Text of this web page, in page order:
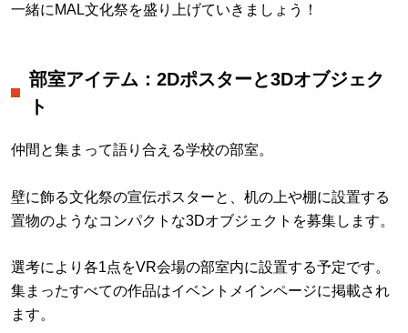
一緒にMAL文化祭を盛り上げていきましょう！
部室アイテム：2Dポスターと3Dオブジェク
ト
仲間と集まって語り合える学校の部室。
壁に飾る文化祭の宣伝ポスターと、机の上や棚に設置する
置物のようなコンパクトな3Dオブジェクトを募集します。
選考により各1点をVR会場の部室内に設置する予定です。
集まったすべての作品はイベントメインページに掲載され
ます。